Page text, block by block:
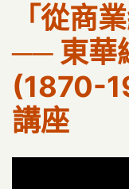
「從商
── 東華
(1870-
講座